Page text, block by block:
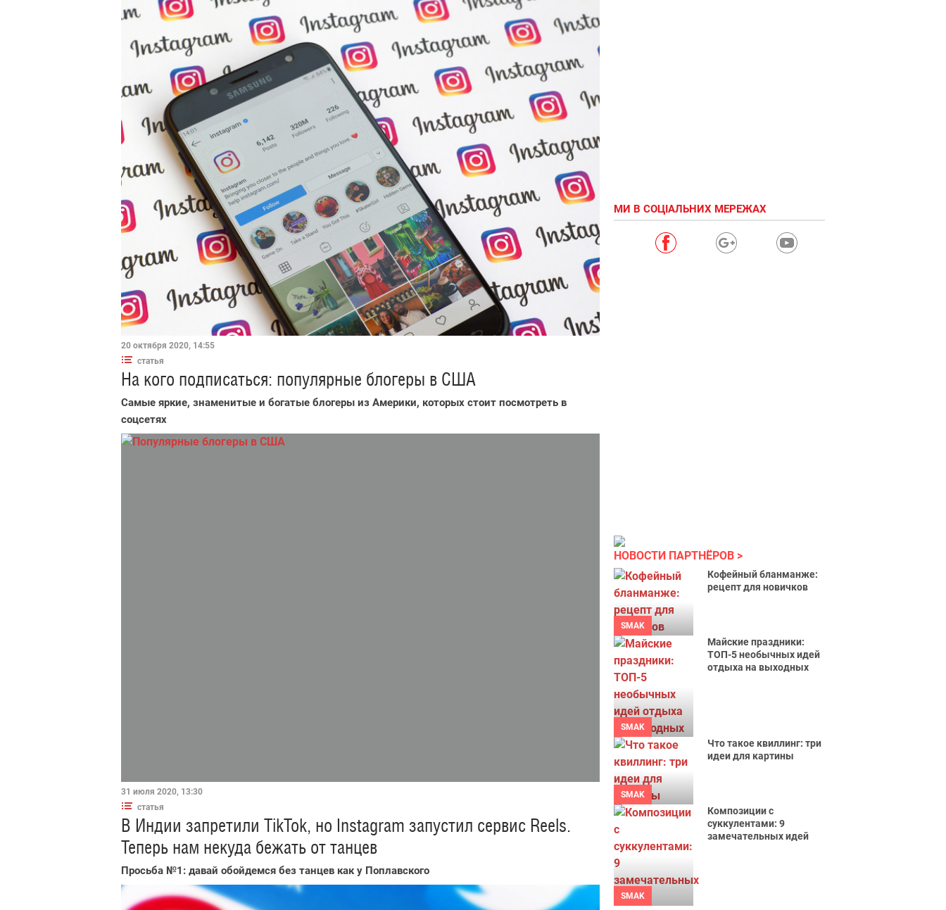
20 октября 2020, 14:55
статья
На кого подписаться: популярные блогеры в США
Самые яркие, знаменитые и богатые блогеры из Америки, которых стоит посмотреть в
соцсетях
31 июля 2020, 13:30
статья
В Индии запретили TikTok, но Instagram запустил сервис Reels.
Теперь нам некуда бежать от танцев
Просьба №1: давай обойдемся без танцев как у Поплавского
МИ В СОЦІАЛЬНИХ МЕРЕЖАХ
НОВОСТИ ПАРТНЁРОВ
SMAK
Кофейный бланманже:
рецепт для новичков
SMAK
Майские праздники:
ТОП-5 необычных идей
отдыха на выходных
SMAK
Что такое квиллинг: три
идеи для картины
SMAK
Композиции с
суккулентами: 9
замечательных идей